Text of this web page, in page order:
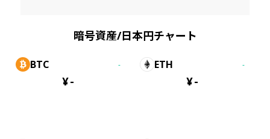
暗号資産/日本円チャート
BTC -
¥-
ETH -
¥-